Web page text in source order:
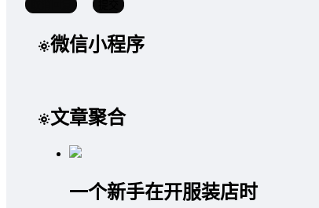
微信小程序
文章聚合
一个新手在开服装店时